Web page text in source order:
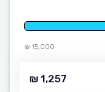
15,000 ₪
1,257 ₪